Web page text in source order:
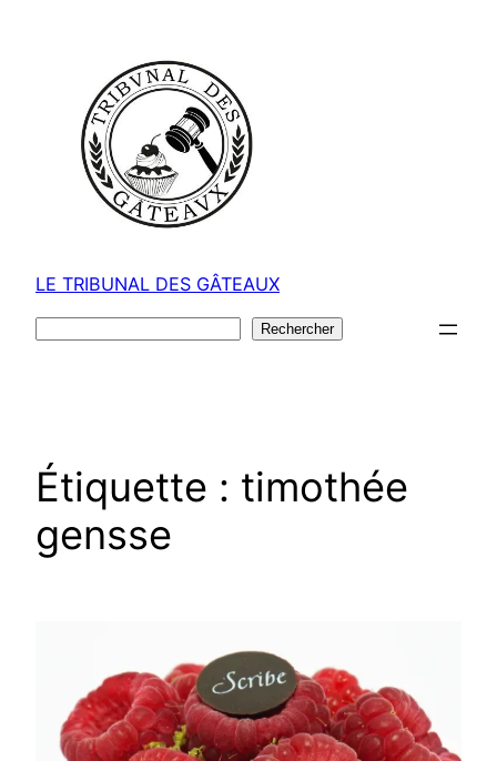
LE TRIBUNAL DES GÂTEAUX
Rechercher
Étiquette : timothée
gensse